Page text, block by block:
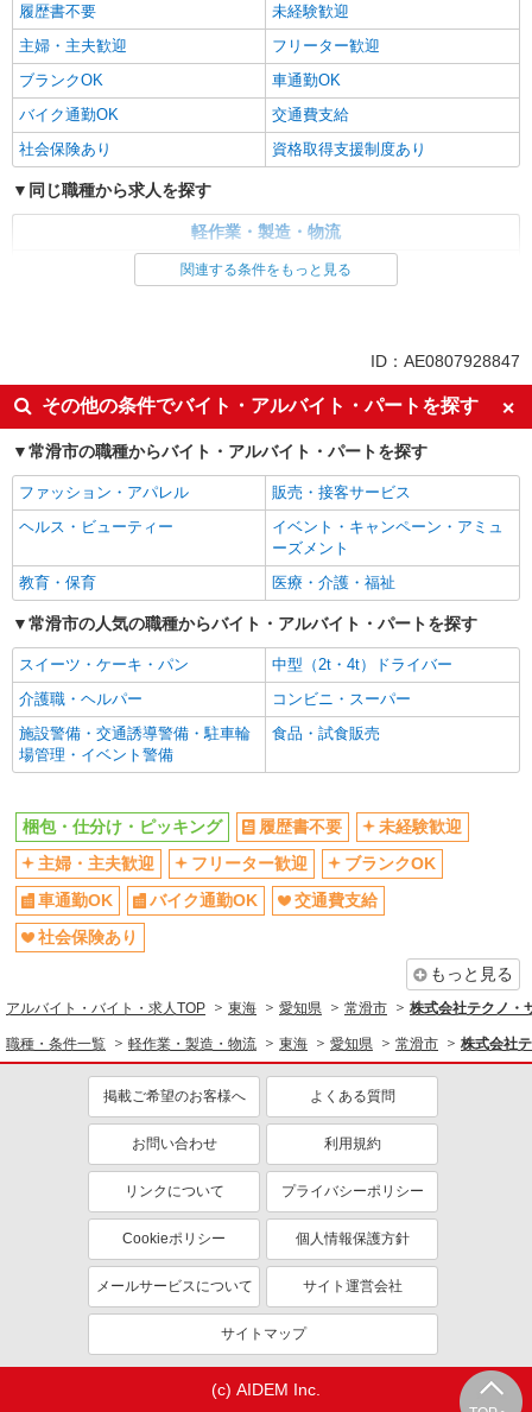
履歴書不要
未経験歓迎
主婦・主夫歓迎
フリーター歓迎
ブランクOK
車通勤OK
バイク通勤OK
交通費支給
社会保険あり
資格取得支援制度あり
同じ職種から求人を探す
軽作業・製造・物流
梱包・仕分け・ピッキング
交通費支給
社会保険あり
関連する条件をもっと見る
ID：AE0807928847
その他の条件でバイト・アルバイト・パートを探す
常滑市の職種からバイト・アルバイト・パートを探す
ファッション・アパレル
販売・接客サービス
ヘルス・ビューティー
イベント・キャンペーン・アミュ
ーズメント
教育・保育
医療・介護・福祉
常滑市の人気の職種からバイト・アルバイト・パートを探す
スイーツ・ケーキ・パン
中型（2t・4t）ドライバー
介護職・ヘルパー
コンビニ・スーパー
施設警備・交通誘導警備・駐車輪
場管理・イベント警備
食品・試食販売
梱包・仕分け・ピッキング 履歴書不要
未経験歓迎
主婦・主夫歓迎
フリーター歓迎
ブランクOK
車通勤OK
バイク通勤OK
交通費支給
社会保険あり
もっと見る
アルバイト・バイト・求人TOP 東海 愛知県 常滑市 株式会社テクノ・
職種・条件一覧 軽作業・製造・物流 東海 愛知県 常滑市 株式会社
掲載ご希望のお客様へ よくある質問
お問い合わせ 利用規約
リンクについて プライバシーポリシー
Cookieポリシー 個人情報保護方針
メールサービスについて サイト運営会社
サイトマップ
(c) AIDEM Inc.